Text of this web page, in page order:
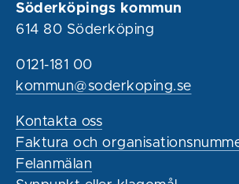
Söderköpings kommun
614 80 Söderköping
0121-181 00
kommun@soderkoping.se
Kontakta oss
Faktura och
Felanmälan